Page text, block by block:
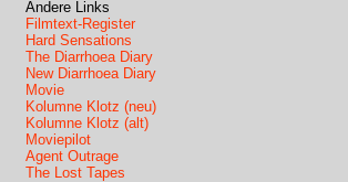
Andere Links
Filmtext-Register
Hard Sensations
The Diarrhoea Diary
New Diarrhoea Diary
Movie
Kolumne Klotz (neu)
Kolumne Klotz (alt)
Moviepilot
Agent Outrage
The Lost Tapes